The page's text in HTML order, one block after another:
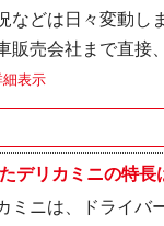
などは日々変動し
販売会社まで直接
細表示
デリカミニの特長
ミニは、ドライバ